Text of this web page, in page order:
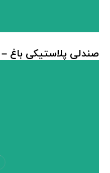
صندلی پلاستیکی باغ